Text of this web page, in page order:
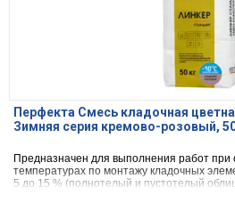
Перфекта Смесь кладочная
Зимняя серия кремово-розовый,
Предназначен для выполнения работ при
температурах по монтажу кладочных
5 до 15 % (полнотелый и пустотелый